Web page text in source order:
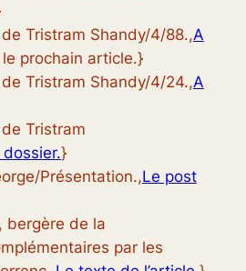
Tristram Shandy/4/88.,A
prochain article.}
Tristram Shandy/4/24.,A
Tristram
dossier.}
Présentation.,Le post
bergère de la
par les